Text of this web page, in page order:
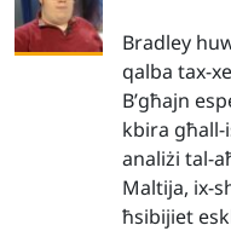
Bradley
qalba tax-
B’għajn
kbira għall-
analiżi tal-
Maltija, ix-
ħsibijiet